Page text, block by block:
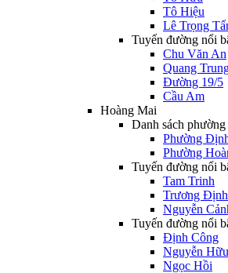
Tô Hiệu
Lê Trọng
Tuyến đường nổi
Chu Văn An
Quang
Đường 19/5
Cầu Am
Hoàng Mai
Danh sách phường
Phường
Phường
Tuyến đường nổi
Tam Trinh
Trương Định
Nguyễn
Tuyến đường nổi
Định Công
Nguyễn
Ngọc Hồi